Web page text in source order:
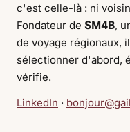
c'est celle-là : ni
Fondateur de SM4B,
de voyage régionaux,
sélectionner d'abord,
vérifie.
LinkedIn ·